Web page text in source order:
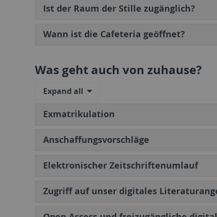
Ist der Raum der Stille zugänglich?
Wann ist die Cafeteria geöffnet?
Was geht auch von zuhause?
Expand all
Exmatrikulation
Anschaffungsvorschläge
Elektronischer Zeitschriftenumlauf
Zugriff auf unser digitales